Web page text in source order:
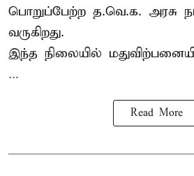
பொறுப்பேற்ற த.வெ.க. அரசு
வருகிறது.
இந்த நிலையில்
...
Read More